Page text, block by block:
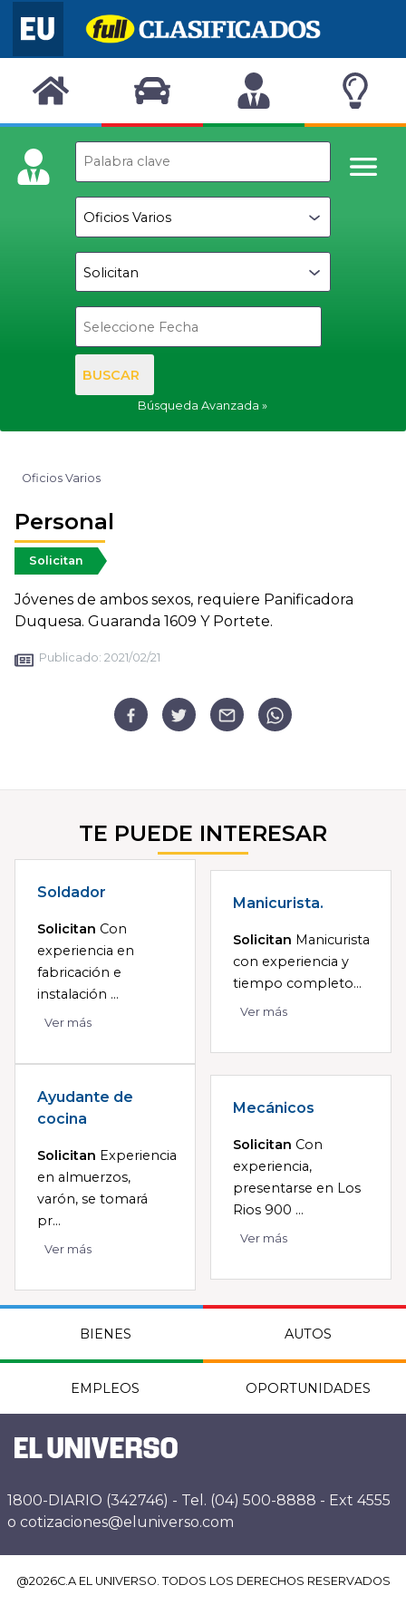
BUSCAR
Búsqueda Avanzada
Oficios Varios
Personal
Solicitan
Jóvenes de ambos sexos, requiere Panificadora
Duquesa. Guaranda 1609 Y Portete.
Publicado: 2021/02/21
TE PUEDE INTERESAR
Soldador
Solicitan Con
experiencia en
fabricación e
instalación ...
Ver más
Manicurista.
Solicitan Manicurista
con experiencia y
tiempo completo...
Ver más
Ayudante de
cocina
Solicitan Experiencia
en almuerzos,
varón, se tomará
pr...
Ver más
Mecánicos
Solicitan Con
experiencia,
presentarse en Los
Rios 900 ...
Ver más
BIENES AUTOS
EMPLEOS OPORTUNIDADES
1800-DIARIO (342746) - Tel. (04) 500-8888 - Ext 4555
o cotizaciones@eluniverso.com
@2026C.A EL UNIVERSO. TODOS LOS DERECHOS RESERVADOS